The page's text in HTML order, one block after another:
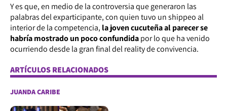
Y es que, en medio de la controversia que generaron las
palabras del exparticipante, con quien tuvo un shippeo al
interior de la competencia, la joven cucuteña al parecer se
habría mostrado un poco confundidapor lo que ha venido
ocurriendo desde la gran final del reality de convivencia.
ARTÍCULOS RELACIONADOS
JUANDA CARIBE